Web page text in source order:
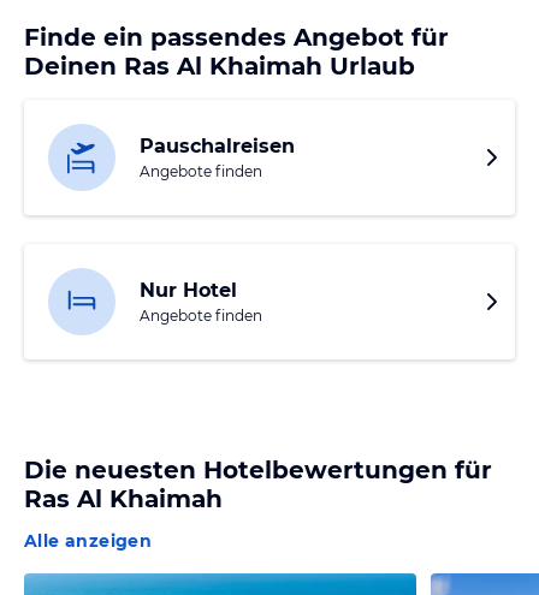
Finde ein passendes Angebot für
Deinen Ras Al Khaimah Urlaub
Pauschalreisen
Angebote finden
Nur Hotel
Angebote finden
Die neuesten Hotelbewertungen für
Ras Al Khaimah
Alle anzeigen